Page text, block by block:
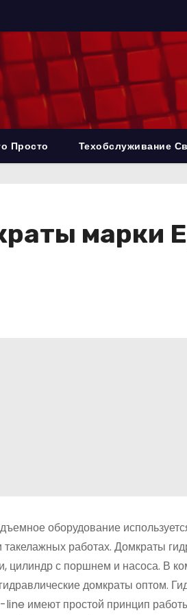
Просто Техобслуживание
марки
оборудование
работах. Домкраты
цилиндр с поршнем и насоса. В
домкраты оптом.
имеют простой принцип